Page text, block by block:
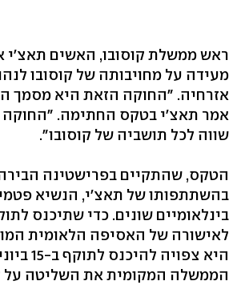
ראש ממשלת קוסובו, האשים תאצ'י
מעידה על מחויבותה של קוסובו
אזרחיה. "החוקה הזאת היא מסמך
אמר תאצ'י בטקס החתימה. "החוקה
שווה לכל תושביה של קוסובו".
הטקס, שהתקיים בפרישטינה
בהשתתפותו של תאצ'י, הנשיא פטמיר
בינלאומיים שונים. כדי שתיכנס
היא צפויה
הממשלה המקומית את השליטה על